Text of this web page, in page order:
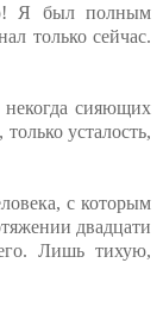
Я был полным
только сейчас.
некогда сияющих
усталость,
с которым
двадцати
Лишь тихую,